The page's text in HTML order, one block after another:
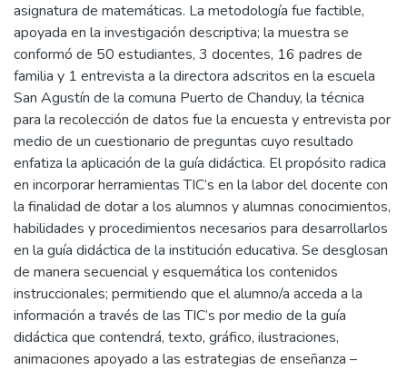
asignatura de matemáticas. La metodología fue factible,
apoyada en la investigación descriptiva; la muestra se
conformó de 50 estudiantes, 3 docentes, 16 padres de
familia y 1 entrevista a la directora adscritos en la escuela
San Agustín de la comuna Puerto de Chanduy, la técnica
para la recolección de datos fue la encuesta y entrevista por
medio de un cuestionario de preguntas cuyo resultado
enfatiza la aplicación de la guía didáctica. El propósito radica
en incorporar herramientas TIC’s en la labor del docente con
la finalidad de dotar a los alumnos y alumnas conocimientos,
habilidades y procedimientos necesarios para desarrollarlos
en la guía didáctica de la institución educativa. Se desglosan
de manera secuencial y esquemática los contenidos
instruccionales; permitiendo que el alumno/a acceda a la
información a través de las TIC’s por medio de la guía
didáctica que contendrá, texto, gráfico, ilustraciones,
animaciones apoyado a las estrategias de enseñanza –